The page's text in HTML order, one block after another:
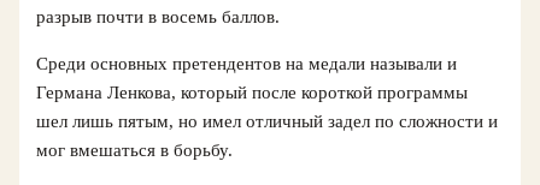
разрыв почти в восемь баллов.
Среди основных претендентов на медали называли и
Германа Ленкова, который после короткой программы
шел лишь пятым, но имел отличный задел по сложности и
мог вмешаться в борьбу.